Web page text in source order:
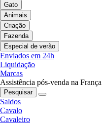
Gato
Animais
Criação
Fazenda
Especial de verão
Enviados em 24h
Liquidação
Marcas
Assistência pós-venda na França
Pesquisar
Saldos
Cavalo
Cavaleiro